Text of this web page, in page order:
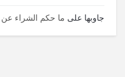
جاوبها على ما حكم الشراء عن